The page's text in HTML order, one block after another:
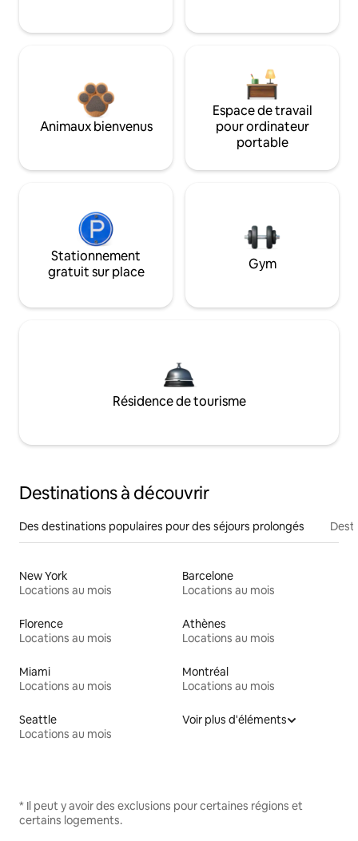
Animaux bienvenus
Espace de travail
pour ordinateur
portable
Stationnement
gratuit sur place
Gym
Résidence de tourisme
Destinations à découvrir
Des destinations populaires pour des séjours prolongés
New York
Locations au mois
Barcelone
Locations au mois
Florence
Locations au mois
Athènes
Locations au mois
Miami
Locations au mois
Montréal
Locations au mois
Seattle
Locations au mois
Voir plus d'éléments
* Il peut y avoir des exclusions pour certaines régions et
certains logements.